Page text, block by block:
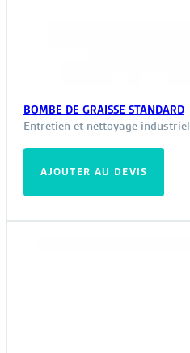
BOMBE DE GRAISSE STANDARD
Entretien et nettoyage industriel
AJOUTER AU DEVIS